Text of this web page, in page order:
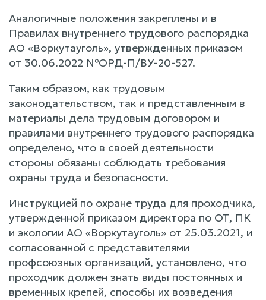
Аналогичные положения закреплены и в
Правилах внутреннего трудового распорядка
АО «Воркутауголь», утвержденных приказом
от 30.06.2022 №ОРД-П/ВУ-20-527.
Таким образом, как трудовым
законодательством, так и представленным в
материалы дела трудовым договором и
правилами внутреннего трудового распорядка
определено, что в своей деятельности
стороны обязаны соблюдать требования
охраны труда и безопасности.
Инструкцией по охране труда для проходчика,
утвержденной приказом директора по ОТ, ПК
и экологии АО «Воркутауголь» от 25.03.2021, и
согласованной с представителями
профсоюзных организаций, установлено, что
проходчик должен знать виды постоянных и
временных крепей, способы их возведения